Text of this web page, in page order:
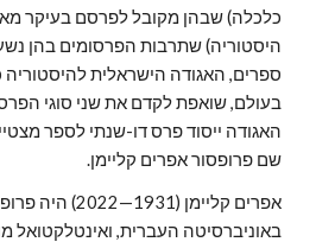
כלכלה) שבהן מקובל לפרסם בעיקר
היסטוריה) שתרבות הפרסומים בהן
ספרים, האגודה הישראלית להיסטוריה
בעולם, שואפת לקדם את שני סוגי
האגודה ייסוד פרס דו-שנתילספר
שם פרופסור אפרים קליימן.
אפרים קליימן
באוניברסיטה העברית, ואינטלקטואל